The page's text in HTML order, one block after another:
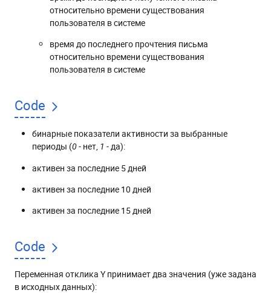
относительно времени существования
пользователя в системе
время до последнего прочтения письма
относительно времени существования
пользователя в системе
Code
бинарные показатели активности за выбранные
периоды (0- нет, 1 - да):
активен за последние 5 дней
активен за последние 10 дней
активен за последние 15 дней
Code
Переменная отклика Y принимает два значения (уже задана
в исходных данных):